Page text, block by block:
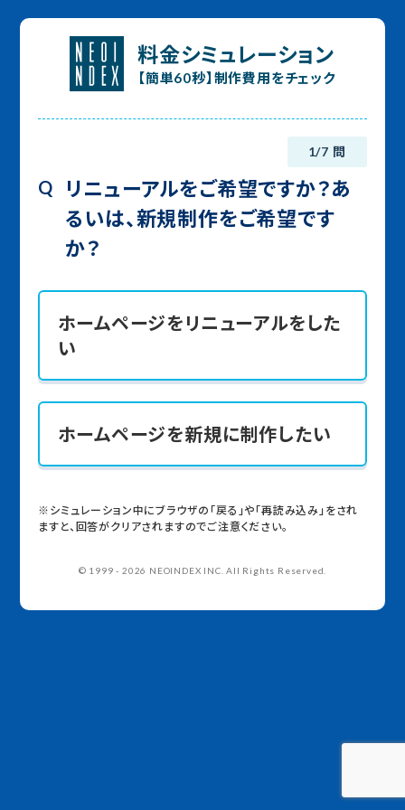
料金シミュレーション
【簡単60秒】制作費用をチェック
1/7 問
Q
リニューアルをご希望ですか？あ
るいは、新規制作をご希望です
か？
ホームページをリニューアルをした
い
ホームページを新規に制作したい
※シミュレーション中にブラウザの「戻る」や「再読み込み」をされ
ますと、回答がクリアされますのでご注意ください。
© 1999 - 2026 NEOINDEX INC. All Rights Reserved.